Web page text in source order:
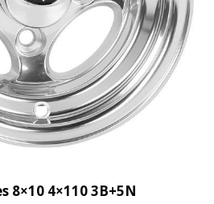
8×10 4×110 3B+5N